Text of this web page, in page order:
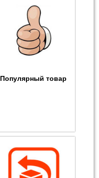
Популярный товар